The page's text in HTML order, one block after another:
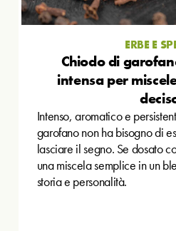
ERBE E
Chiodo di
intensa per
Intenso, aromatico e
garofano non ha bisogno di
lasciare il segno. Se dosato
una miscela semplice in un
storia e personalità.